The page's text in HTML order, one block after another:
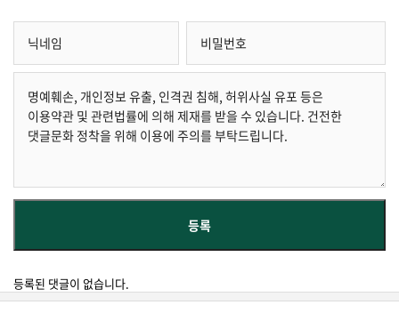
등록된 댓글이 없습니다.